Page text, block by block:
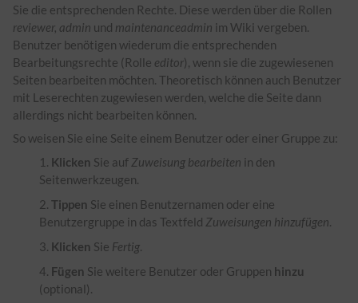
Sie die entsprechenden Rechte. Diese werden über die Rollen
reviewer, admin und maintenanceadmin im Wiki vergeben.
Benutzer benötigen wiederum die entsprechenden
Bearbeitungsrechte (Rolle editor), wenn sie die zugewiesenen
Seiten bearbeiten möchten. Theoretisch können auch Benutzer
mit Leserechten zugewiesen werden, welche die Seite dann
allerdings nicht bearbeiten können.
So weisen Sie eine Seite einem Benutzer oder einer Gruppe zu:
Klicken Sie auf Zuweisung bearbeiten in den
Seitenwerkzeugen.
Tippen Sie einen Benutzernamen oder eine
Benutzergruppe in das Textfeld Zuweisungen hinzufügen
Klicken Sie Fertig
Fügen Sie weitere Benutzer oder Gruppen hinzu
(optional).